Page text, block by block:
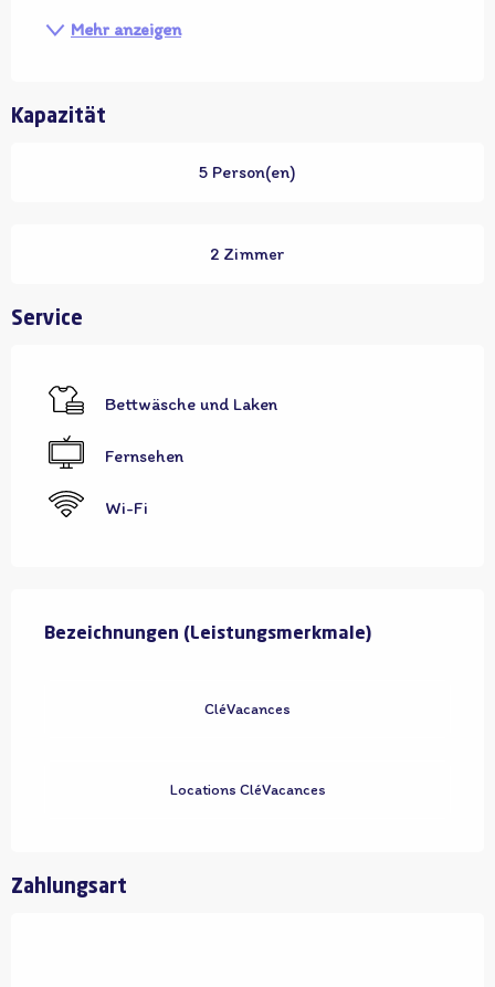
Mehr anzeigen
Kapazität
5 Person(en)
2 Zimmer
Service
Bettwäsche und Laken
Fernsehen
Wi-Fi
Bezeichnungen (Leistungsmerkmale)
Bezeichnungen (Leistungsmerkmale)
CléVacances
Locations CléVacances
Zahlungsart